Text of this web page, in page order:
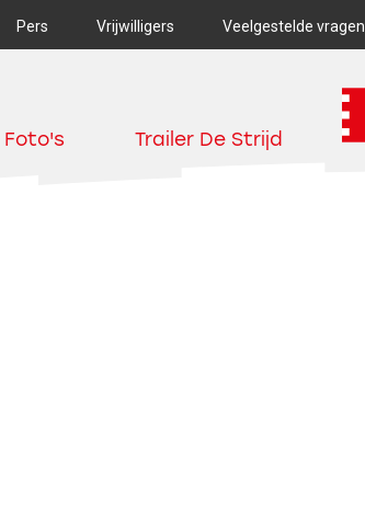
Pers Vrijwilligers Veelgestelde vragen
Foto's Trailer De Strijd